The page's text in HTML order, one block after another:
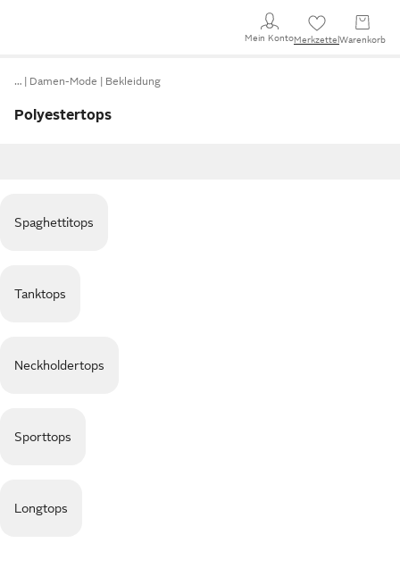
Mein KontoMerkzettel Warenkorb
… Damen-Mode Bekleidung
Polyestertops
Spaghettitops
Tanktops
Neckholdertops
Sporttops
Longtops